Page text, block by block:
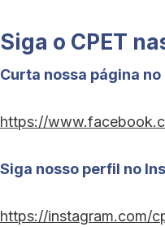
Siga o CPET
Curta nossa página no
https://
Siga nosso perfil no
https://instagram.com/